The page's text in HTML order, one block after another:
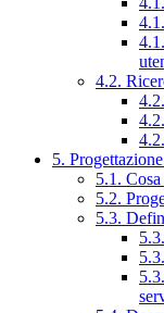
4.2.
5.
5.1.
5.2.
5.3.